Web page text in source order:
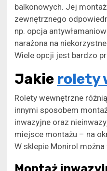
balkonowych. Jej
zewnętrznego
np. opcja
narażona na
Wiele opcji jest bardzo
Jakie rolety
Rolety wewnętrzne
innymi sposobem
inwazyjne oraz
miejsce montażu – na
W sklepie Monirol